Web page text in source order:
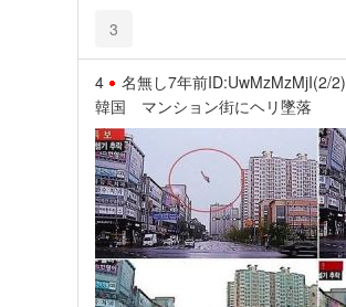
3
4 名無し7年前ID:UwMzMzMjI(2/2)
韓国 マンション街にヘリ墜落